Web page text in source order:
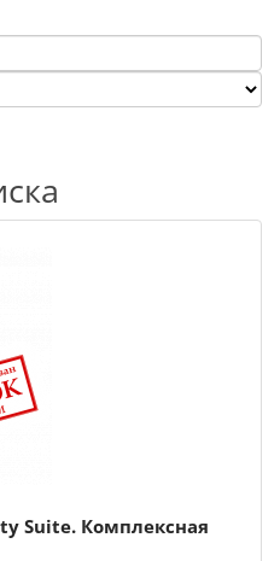
Suite. Комплексная